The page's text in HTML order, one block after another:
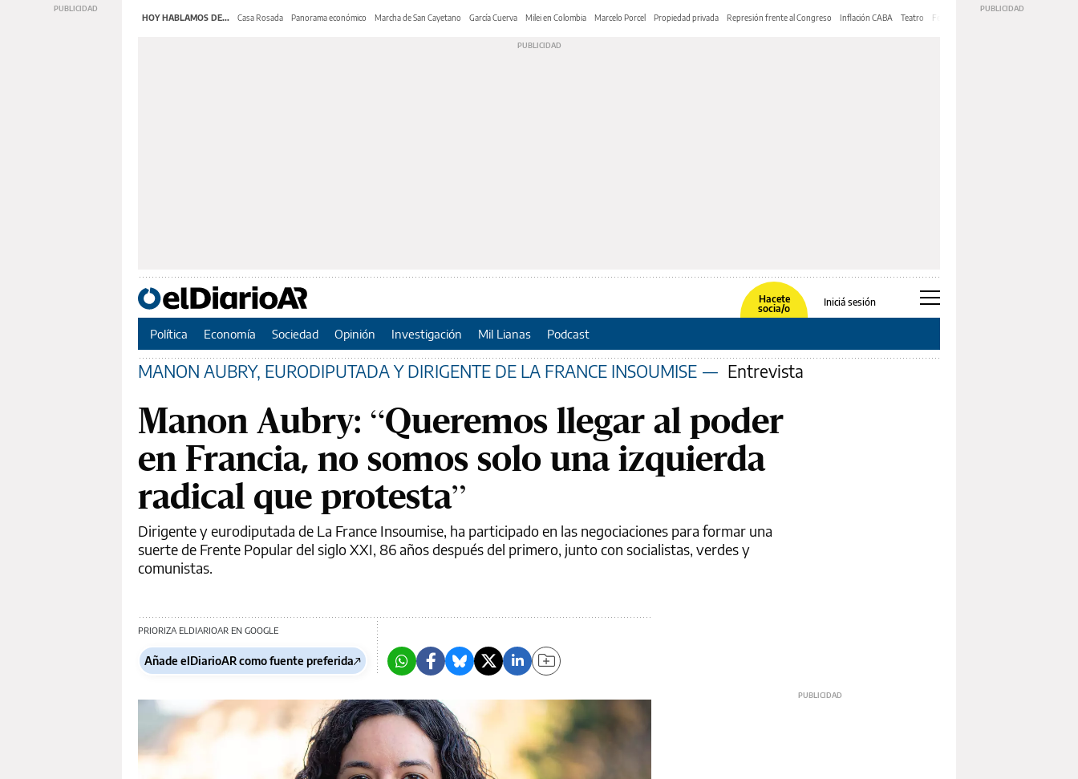
HOY HABLAMOS DE... Casa Rosada Panorama económico Marcha de San Cayetano García Cuerva Milei en Colombia Marcelo Porcel Propiedad privada Represión frente al Congreso Inflación CABA Teatro Feria de Editores
Hacete
socia/o
Iniciá sesión
Política Economía Sociedad Opinión Investigación Mil Lianas Podcast
MANON AUBRY, EURODIPUTADA Y DIRIGENTE DE LA FRANCE INSOUMISE — Entrevista
Manon Aubry: “Queremos llegar al poder
en Francia, no somos solo una izquierda
radical que protesta”
Dirigente y eurodiputada de La France Insoumise, ha participado en las negociaciones para formar una
suerte de Frente Popular del siglo XXI, 86 años después del primero, junto con socialistas, verdes y
comunistas.
PRIORIZA ELDIARIOAR EN GOOGLE
Añade elDiarioAR como fuente preferida